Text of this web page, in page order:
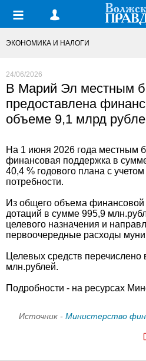
ЭКОНОМИКА И НАЛОГИ
24/06/2026
В Марий Эл местным
предоставлена
объеме 9,1 млрд
На 1 июня 2026 года местным
финансовая поддержка в
40,4 % годового плана с
потребности.
Из общего объема
дотаций в сумме 995,9
целевого назначения и
первоочередные расходы
Целевых средств перечислено
млн.рублей.
Подробности - на ресурсах
Источник - Министерство